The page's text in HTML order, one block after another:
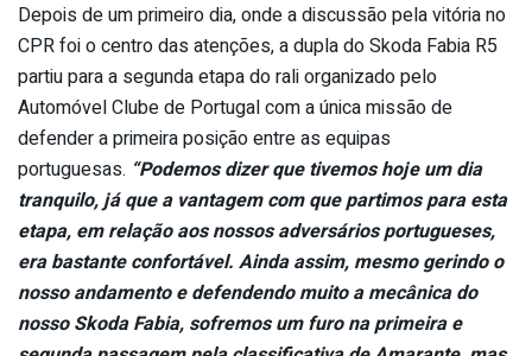
Depois de um primeiro dia, onde a discussão pela vitória no
CPR foi o centro das atenções, a dupla do Skoda Fabia R5
partiu para a segunda etapa do rali organizado pelo
Automóvel Clube de Portugal com a única missão de
defender a primeira posição entre as equipas
portuguesas. “Podemos dizer que tivemos hoje um dia
tranquilo, já que a vantagem com que partimos para esta
etapa, em relação aos nossos adversários portugueses,
era bastante confortável. Ainda assim, mesmo gerindo o
nosso andamento e defendendo muito a mecânica do
nosso Skoda Fabia, sofremos um furo na primeira e